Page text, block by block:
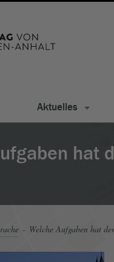
Aktuelles
hat
Welche Aufgaben hat